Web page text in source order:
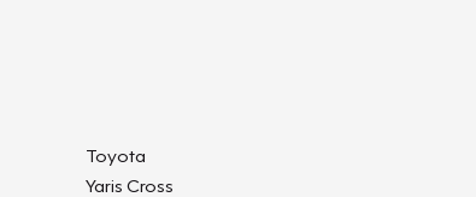
Toyota
Yaris Cross